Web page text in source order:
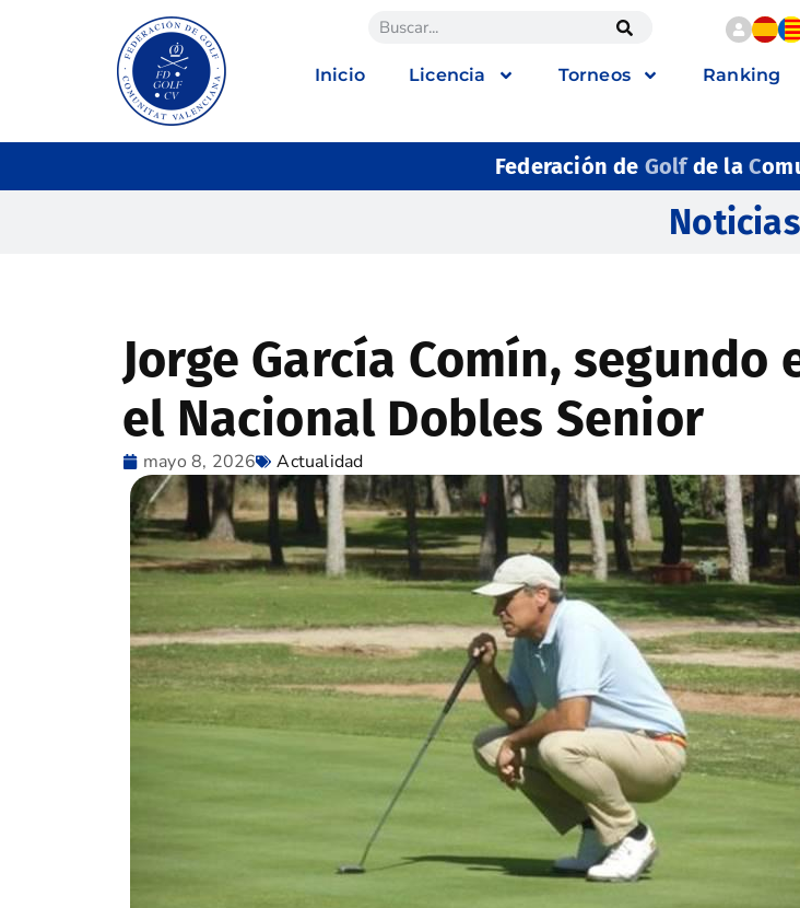
Inicio Licencia Torneos Ranking
Federación de Golfde la C
Noticias
Jorge García Comín, segundo
el Nacional Dobles Senior
mayo 8, 2026 Actualidad